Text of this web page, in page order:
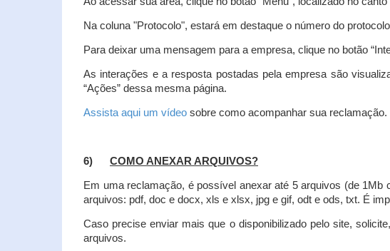
Na coluna "Protocolo", estará em destaque o número do
Para deixar uma mensagem para a empresa, clique no botão
As interações e a resposta postadas pela empresa são
“Ações” dessa mesma página.
Assista aqui um vídeo sobre como acompanhar sua reclamação.
6) COMO ANEXAR ARQUIVOS?
Em uma reclamação, é possível anexar até 5 arquivos (de
arquivos: pdf, doc e docx, xls e xlsx, jpg e gif, odt e ods, txt. É
Caso precise enviar mais que o disponibilizado pelo site,
arquivos.